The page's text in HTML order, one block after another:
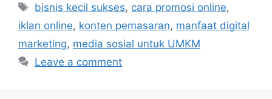
bisnis kecil sukses, cara promosi online,
iklan online, konten pemasaran, manfaat digital
marketing, media sosial untuk UMKM
Leave a comment